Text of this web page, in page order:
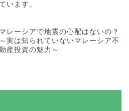
ています。
マレーシアで地震の心配はないの？
～実は知られていないマレーシア不
産投資の魅力～